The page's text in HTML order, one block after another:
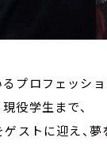
プロフェッショ
役学生まで、
ゲストに迎え、